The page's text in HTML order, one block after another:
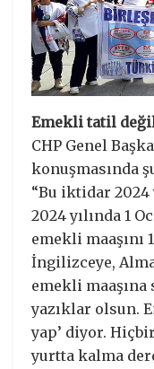
Emekli tatil
CHP Genel
konuşmasında
“Bu iktidar 2024
2024 yılında 1
emekli
İngilizceye,
emekli
yazıklar olsun.
yap’ diyor.
yurtta kalma